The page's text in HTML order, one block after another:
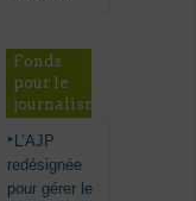
Fonds
pour le
journalisme
L’AJP
redésignée
pour gérer le